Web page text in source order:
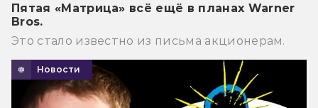
Пятая «Матрица» всё ещё в планах Warner
Bros.
Это стало известно из письма акционерам.
Новости